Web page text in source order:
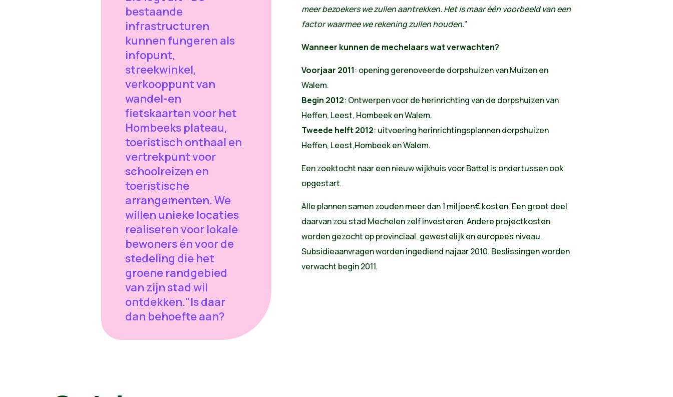
bestaande
infrastructuren
kunnen fungeren als
infopunt,
streekwinkel,
verkooppunt van
wandel-en
fietskaarten voor het
Hombeeks plateau,
toeristisch onthaal en
vertrekpunt voor
schoolreizen en
toeristische
arrangementen. We
willen unieke locaties
realiseren voor lokale
bewoners én voor de
stedeling die het
groene randgebied
van zijn stad wil
ontdekken."Is daar
dan behoefte aan?
meer bezoekers we zullen aantrekken. Het is maar één voorbeeld van een
factor waarmee we rekening zullen houden."
Wanneer kunnen de mechelaars wat verwachten?
Voorjaar 2011: opening gerenoveerde dorpshuizen van Muizen en
Walem.
Begin 2012: Ontwerpen voor de herinrichting van de dorpshuizen van
Heffen, Leest, Hombeek en Walem.
Tweede helft 2012: uitvoering herinrichtingsplannen dorpshuizen
Heffen, Leest,Hombeek en Walem.
Een zoektocht naar een nieuw wijkhuis voor Battel is ondertussen ook
opgestart.
Alle plannen samen zouden meer dan 1 miljoen€ kosten. Een groot deel
daarvan zou stad Mechelen zelf investeren. Andere projectkosten
worden gezocht op provinciaal, gewestelijk en europees niveau.
Subsidieaanvragen worden ingediend najaar 2010. Beslissingen worden
verwacht begin 2011.